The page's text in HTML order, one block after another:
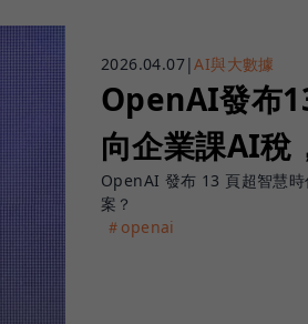
2026.04.07|AI與大數據
OpenAI發布
向企業課AI稅
OpenAI 發布 13 頁超智慧
案？
＃openai